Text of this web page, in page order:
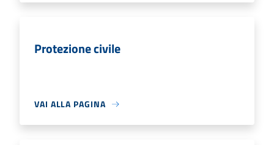
Protezione civile
VAI ALLA PAGINA